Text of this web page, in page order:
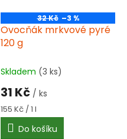
32 Kč –3 %
Ovocňák mrkvové pyré
120 g
Skladem (3 ks)
31 Kč / ks
Měrná
cena:
155 Kč / 1 l
Do košíku